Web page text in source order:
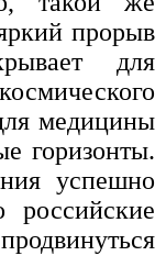
прорыв
для
медицины
горизонты.
успешно
российские